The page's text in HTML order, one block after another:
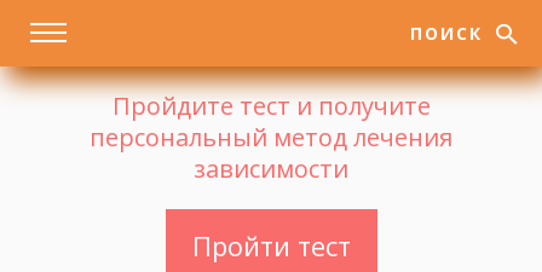
ПОИСК
Пройдите тест и получите
персональный метод лечения
зависимости
Пройти тест